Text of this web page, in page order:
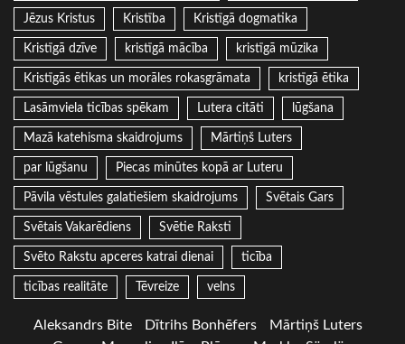
Jēzus Kristus Kristība Kristīgā dogmatika
Kristīgā dzīve kristīgā mācība kristīgā mūzika
Kristīgās ētikas un morāles rokasgrāmata kristīgā ētika
Lasāmviela ticības spēkam Lutera citāti lūgšana
Mazā katehisma skaidrojums Mārtiņš Luters
par lūgšanu Piecas minūtes kopā ar Luteru
Pāvila vēstules galatiešiem skaidrojums Svētais Gars
Svētais Vakarēdiens Svētie Raksti
Svēto Rakstu apceres katrai dienai ticība
ticības realitāte Tēvreize velns
Aleksandrs Bite Dītrihs Bonhēfers
Mārtiņš Luters